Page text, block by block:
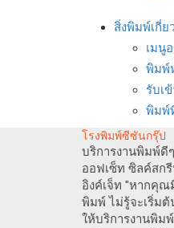
สิ่งพิมพ์เกี่ย
เมนู
พิมพ์
รับเ
พิมพ์
โรงพิมพ์ซีซันกรุ๊ป
บริการงานพิมพ์ดี
ออฟเซ็ท ซิลค์สก
อิงค์เจ็ท "หากคุณ
พิมพ์ ไม่รู้จะเริ่มต้
ให้บริการงานพิม